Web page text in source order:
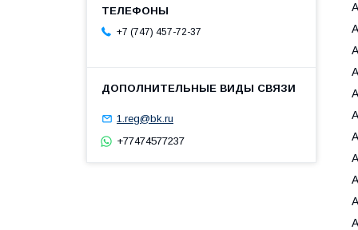
+7 (747) 457-72-37
1.reg@bk.ru
+77474577237